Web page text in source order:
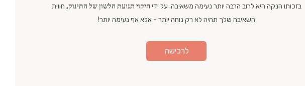
בזכותו הנקה היא לרוב הרבה יותר נעימה משאיבה. על ידיחיקוי תנועת הלשון של התינוק, חווית
השאיבה שלך תהיה לא רק נוחה יותר - אלא אף נעימה יותר!
לרכישה